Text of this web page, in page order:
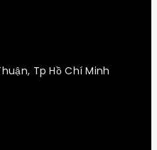
Tp Hồ Chí Minh